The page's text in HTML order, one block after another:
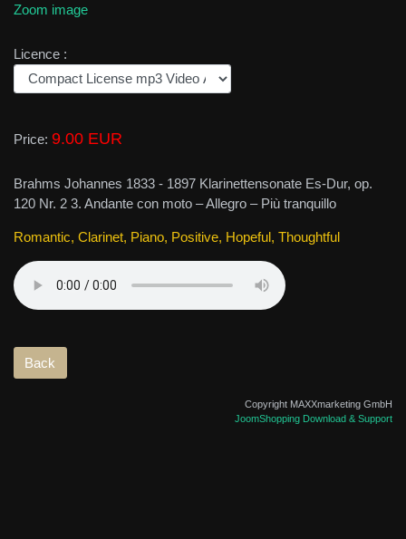
Zoom image
Licence :
Price: 9.00 EUR
Brahms Johannes 1833 - 1897 Klarinettensonate Es-Dur, op.
120 Nr. 2 3. Andante con moto – Allegro – Più tranquillo
Romantic, Clarinet, Piano, Positive, Hopeful, Thoughtful
Copyright MAXXmarketing GmbH
JoomShopping Download & Support